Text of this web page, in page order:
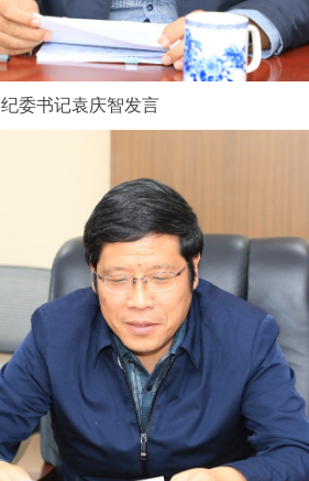
纪委书记袁庆智发言